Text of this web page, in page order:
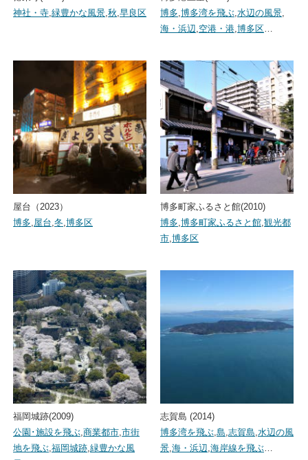
神社・寺,緑豊かな風景,秋,早良区
博多,博多湾を飛ぶ,水辺の風景,
海・浜辺,空港・港,博多区…
屋台（2023）
博多,屋台,冬,博多区
博多町家ふるさと館(2010)
博多,博多町家ふるさと館,観光都
市,博多区
福岡城跡(2009)
公園･施設を飛ぶ,商業都市,市街
地を飛ぶ,福岡城跡,緑豊かな風
志賀島 (2014)
博多湾を飛ぶ,島,志賀島,水辺の風
景,海・浜辺,海岸線を飛ぶ…